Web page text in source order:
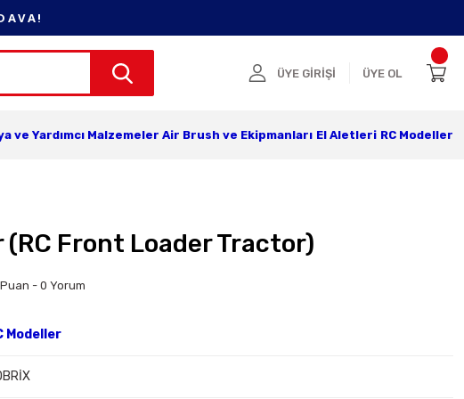
ÜYE GİRİŞİ ÜYE OL
ve Yardımcı Malzemeler Air Brush ve Ekipmanları El Aletleri RC Modeller
(RC Front Loader Tractor)
- 0 Yorum
Modeller